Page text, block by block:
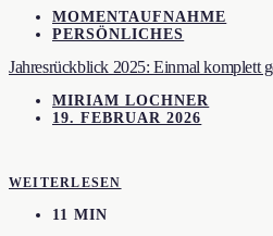
MOMENTAUFNAHME
PERSÖNLICHES
Jahresrückblick 2025: Einmal komplett
MIRIAM LOCHNER
19. FEBRUAR 2026
WEITERLESEN
11 MIN